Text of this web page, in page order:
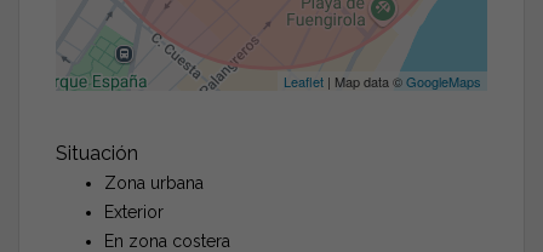
Leaflet | Map data ©GoogleMaps
Situación
Zona urbana
Exterior
En zona costera